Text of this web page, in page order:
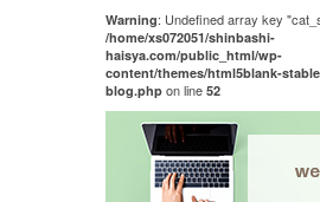
Warning: Undefined array key
/home/xs072051/shinbashi-
haisya.com/public_html/wp-
content/themes/html5blank-
blog.php on line 52